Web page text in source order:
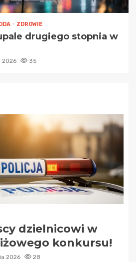
ZDROWIE
drugiego stopnia w
2026 35
dzielnicowi w
konkursu!
2026 28